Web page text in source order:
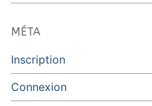
MÉTA
Inscription
Connexion